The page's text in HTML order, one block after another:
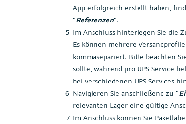
App erfolgreich erstellt haben,
"Referenzen".
Im Anschluss hinterlegen Sie die
Es können mehrere
kommasepariert. Bitte beachten
sollte, während pro UPS Service
bei verschiedenen UPS Services
Navigieren Sie anschließend zu "
relevanten Lager eine gültige
Im Anschluss können Sie